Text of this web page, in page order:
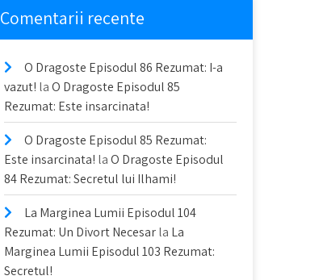
Comentarii recente
O Dragoste Episodul 86 Rezumat: I-a
vazut! laO Dragoste Episodul 85
Rezumat: Este insarcinata!
O Dragoste Episodul 85 Rezumat:
Este insarcinata! laO Dragoste Episodul
84 Rezumat: Secretul lui Ilhami!
La Marginea Lumii Episodul 104
Rezumat: Un Divort Necesarla La
Marginea Lumii Episodul 103 Rezumat:
Secretul!